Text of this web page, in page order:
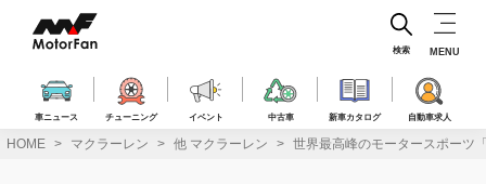
ス
車ニュース チューニング イベント 中古車 新車カタログ 自動車求人
検索 MENU
HOME マクラーレン 他 マクラーレン 世界最高峰のモータースポーツ